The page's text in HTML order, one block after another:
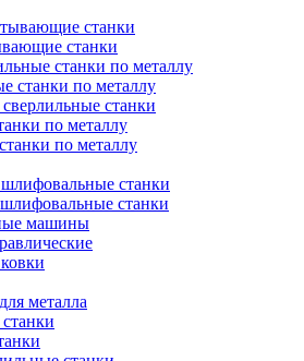
станки
станки по металлу
станки по металлу
станки
по металлу
по металлу
станки
станки
машины
металла